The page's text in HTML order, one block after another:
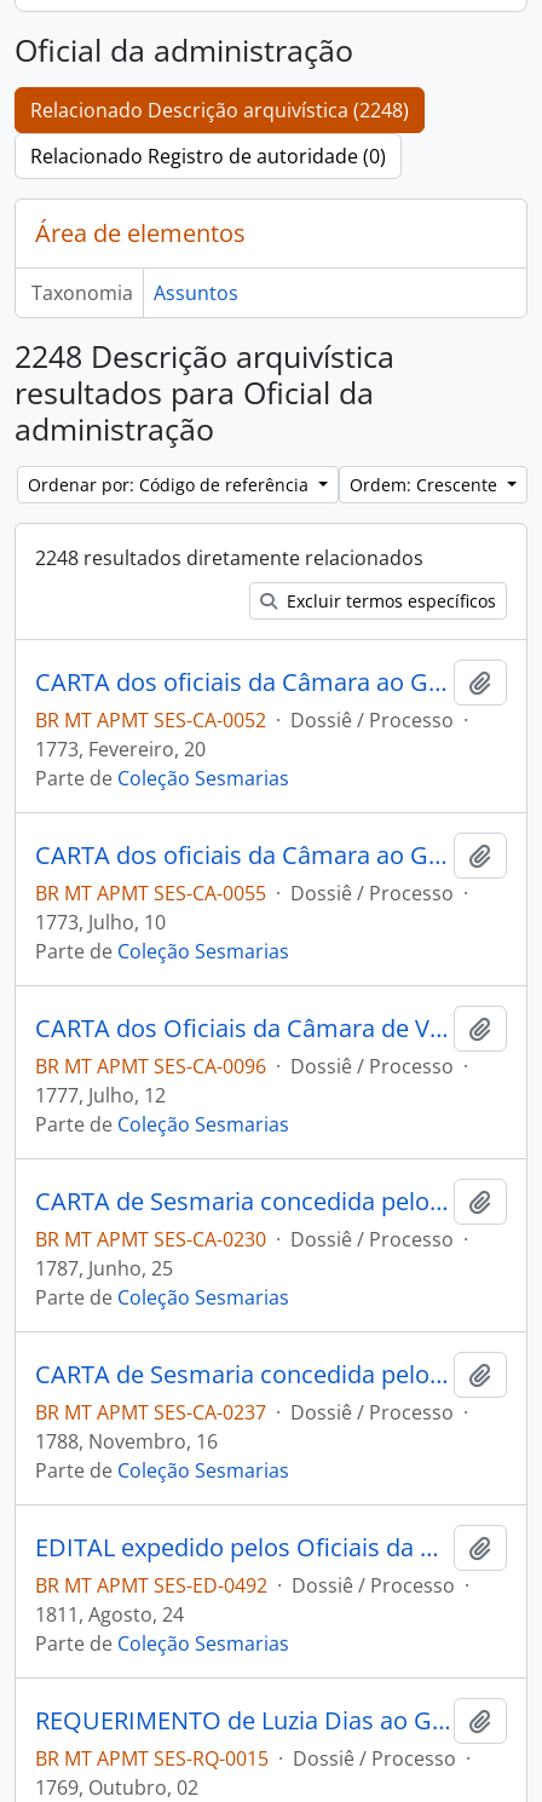
Oficial da administração
Relacionado Descrição arquivística (2248)
Relacionado Registro de autoridade (0)
Área de elementos
Taxonomia Assuntos
2248 Descrição arquivística
resultados para Oficial da
administração
Ordenar por: Código de referência Ordem: Crescente
2248 resultados diretamente relacionados
Excluir termos específicos
CARTA dos oficiais da Câmara ao Governador e Capitão-General da Capitania de Mato Grosso Luiz de Albuquerque de Melo Pereira e Cáceres, informando sobre o pedido de Francisca de Paula Correa.
BR MT APMT SES-CA-0052 · Dossiê / Processo ·
1773, Fevereiro, 20
Parte de Coleção Sesmarias
CARTA dos oficiais da Câmara ao Governador e Capitão-General da Capitania de Mato Grosso Luiz de Albuquerque de Melo Pereira e Cáceres, a pedido de José da Silva Campos.
BR MT APMT SES-CA-0055 · Dossiê / Processo ·
1773, Julho, 10
Parte de Coleção Sesmarias
CARTA dos Oficiais da Câmara de Vila Bela ao Governador e Capitão-General da Capitania de Mato Grosso Luiz de Albuquerque de Melo Pereira e Cáceres sobre o pedido de Antônio Gonçalves Bragança.
BR MT APMT SES-CA-0096 · Dossiê / Processo ·
1777, Julho, 12
Parte de Coleção Sesmarias
CARTA de Sesmaria concedida pelo Governador e Capitão-General da Capitania de Mato Grosso Luiz de Albuquerque de Melo Pereira e Cáceres para o Tenente Manoel da Luz [Taralhao].
BR MT APMT SES-CA-0230 · Dossiê / Processo ·
1787, Junho, 25
Parte de Coleção Sesmarias
CARTA de Sesmaria concedida pelo Governador e Capitão-General da Capitania de Mato Grosso Luiz de Albuquerque de Melo Pereira e Cáceres, ao Alferes Joaquim Rodrigues de Oliveira.
BR MT APMT SES-CA-0237 · Dossiê / Processo ·
1788, Novembro, 16
Parte de Coleção Sesmarias
EDITAL expedido pelos Oficiais da Câmara da Vila do Cuiabá ao Governador e Capitão-General da Capitania de Mato Grosso João Carlos Augusto D' Oeynhausen e Gravemberg, em resposta ao requerimento de Francisco de Paulo Correa.
BR MT APMT SES-ED-0492 · Dossiê / Processo ·
1811, Agosto, 24
Parte de Coleção Sesmarias
REQUERIMENTO de Luzia Dias ao Governador e Capitão-General da Capitania de Mato Grosso Luiz Pinto de Souza Coutinho.
BR MT APMT SES-RQ-0015 · Dossiê / Processo ·
1769, Outubro, 02